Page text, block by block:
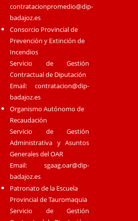
contratacionpromedio@dip-
badajoz.es
Consorcio Provincial de
Prevención y Extinción de
Incendios
Servicio de Gestión
Contractual de Diputación
Email:contratacion@dip-
badajoz.es
Organismo Autónomo de
Recaudación
Servicio de Gestión
Administrativa y Asuntos
Generales del OAR
Email:sgaag.oar@dip-
badajoz.es
Patronato de la Escuela
Provincial de Tauromaquia
Servicio de Gestión